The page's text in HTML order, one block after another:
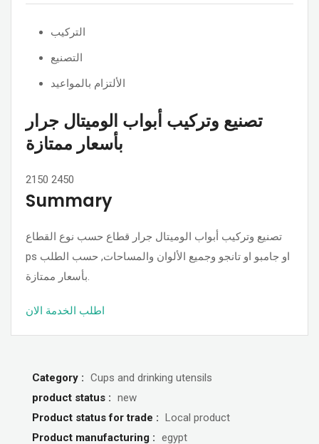
التركيب
التصنيع
الألتزام بالمواعيد
تصنيع وتركيب أبواب الوميتال جرار
بأسعار ممتازة
2150 2450
Summary
تصنيع وتركيب أبواب الوميتال جرار قطاع حسب نوع القطاع
ps او جامبو او تانجو وجميع الألوان والمساحات, حسب الطلب
بأسعار ممتازة.
اطلب الخدمة الان
Category : Cups and drinking utensils
product status : new
Product status for trade :
Local product
Product manufacturing : egypt